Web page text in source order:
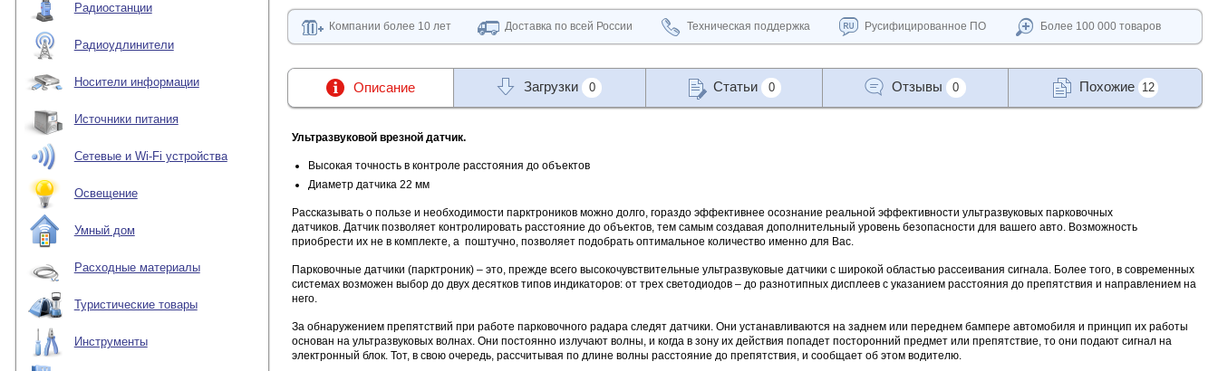
Радиостанции
Радиоудлинители
Носители информации
Источники питания
Сетевые и Wi-Fi устройства
Освещение
Умный дом
Расходные материалы
Туристические товары
Инструменты
Компании более 10 лет Доставка по всей России Техническая поддержка Русифицированное ПО Более 100 000 товаров
Описание Загрузки 0 Статьи 0 Отзывы 0 Похожие 12
Ультразвуковой врезной датчик.
Высокая точность в контроле расстояния до объектов
Диаметр датчика 22 мм
Рассказывать о пользе и необходимости парктроников можно долго, гораздо эффективнее осознание реальной эффективности ультразвуковых парковочных
датчиков. Датчик позволяет контролировать расстояние до объектов, тем самым создавая дополнительный уровень безопасности для вашего авто. Возможность
приобрести их не в комплекте, а поштучно, позволяет подобрать оптимальное количество именно для Вас.
Парковочные датчики (парктроник) – это, прежде всего высокочувствительные ультразвуковые датчики с широкой областью рассеивания сигнала. Более того, в современных
системах возможен выбор до двух десятков типов индикаторов: от трех светодиодов – до разнотипных дисплеев с указанием расстояния до препятствия и направлением на
него.
За обнаружением препятствий при работе парковочного радара следят датчики. Они устанавливаются на заднем или переднем бампере автомобиля и принцип их работы
основан на ультразвуковых волнах. Они постоянно излучают волны, и когда в зону их действия попадет посторонний предмет или препятствие, то они подают сигнал на
электронный блок. Тот, в свою очередь, рассчитывая по длине волны расстояние до препятствия, и сообщает об этом водителю.